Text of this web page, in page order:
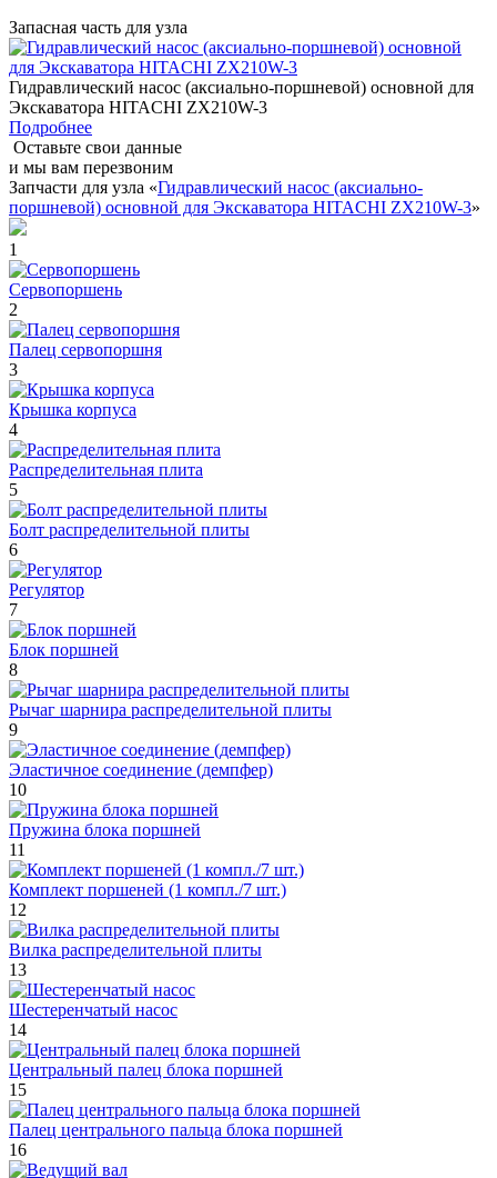
Запасная часть для узла
Гидравлический насос (аксиально-поршневой) основной для
Экскаватора HITACHI ZX210W-3
Подробнее
Оставьте свои данные
и мы вам перезвоним
Запчасти для узла «Гидравлический насос (аксиально-
поршневой) основной для Экскаватора HITACHI ZX210W-3»
1
Сервопоршень
2
Палец сервопоршня
3
Крышка корпуса
4
Распределительная плита
5
Болт распределительной плиты
6
Регулятор
7
Блок поршней
8
Рычаг шарнира распределительной плиты
9
Эластичное соединение (демпфер)
10
Пружина блока поршней
11
Комплект поршеней (1 компл./7 шт.)
12
Вилка распределительной плиты
13
Шестеренчатый насос
14
Центральный палец блока поршней
15
Палец центрального пальца блока поршней
16